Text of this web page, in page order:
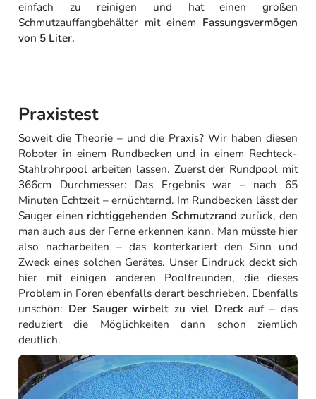
einfach zu reinigen und hat einen großen
Schmutzauffangbehälter mit einem Fassungsvermögen
von 5 Liter.
Praxistest
Soweit die Theorie – und die Praxis? Wir haben diesen
Roboter in einem Rundbecken und in einem Rechteck-
Stahlrohrpool arbeiten lassen. Zuerst der Rundpool mit
366cm Durchmesser: Das Ergebnis war – nach 65
Minuten Echtzeit – ernüchternd. Im Rundbecken lässt der
Sauger einen richtiggehenden Schmutzrand zurück, den
man auch aus der Ferne erkennen kann. Man müsste hier
also nacharbeiten – das konterkariert den Sinn und
Zweck eines solchen Gerätes. Unser Eindruck deckt sich
hier mit einigen anderen Poolfreunden, die dieses
Problem in Foren ebenfalls derart beschrieben. Ebenfalls
unschön: Der Sauger wirbelt zu viel Dreck auf– das
reduziert die Möglichkeiten dann schon ziemlich
deutlich.